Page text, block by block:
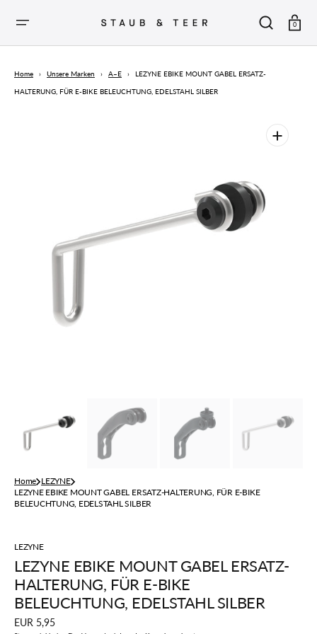
SPRINGEN
0
Home › Unsere Marken › A–E › LEZYNE EBIKE MOUNT GABEL ERSATZ-
HALTERUNG, FÜR E-BIKE BELEUCHTUNG, EDELSTAHL SILBER
Home LEZYNE
LEZYNE EBIKE MOUNT GABEL ERSATZ-HALTERUNG, FÜR E-BIKE
BELEUCHTUNG, EDELSTAHL SILBER
LEZYNE
LEZYNE EBIKE MOUNT GABEL ERSATZ-
HALTERUNG, FÜR E-BIKE
BELEUCHTUNG, EDELSTAHL SILBER
Regulärer
EUR 5,95